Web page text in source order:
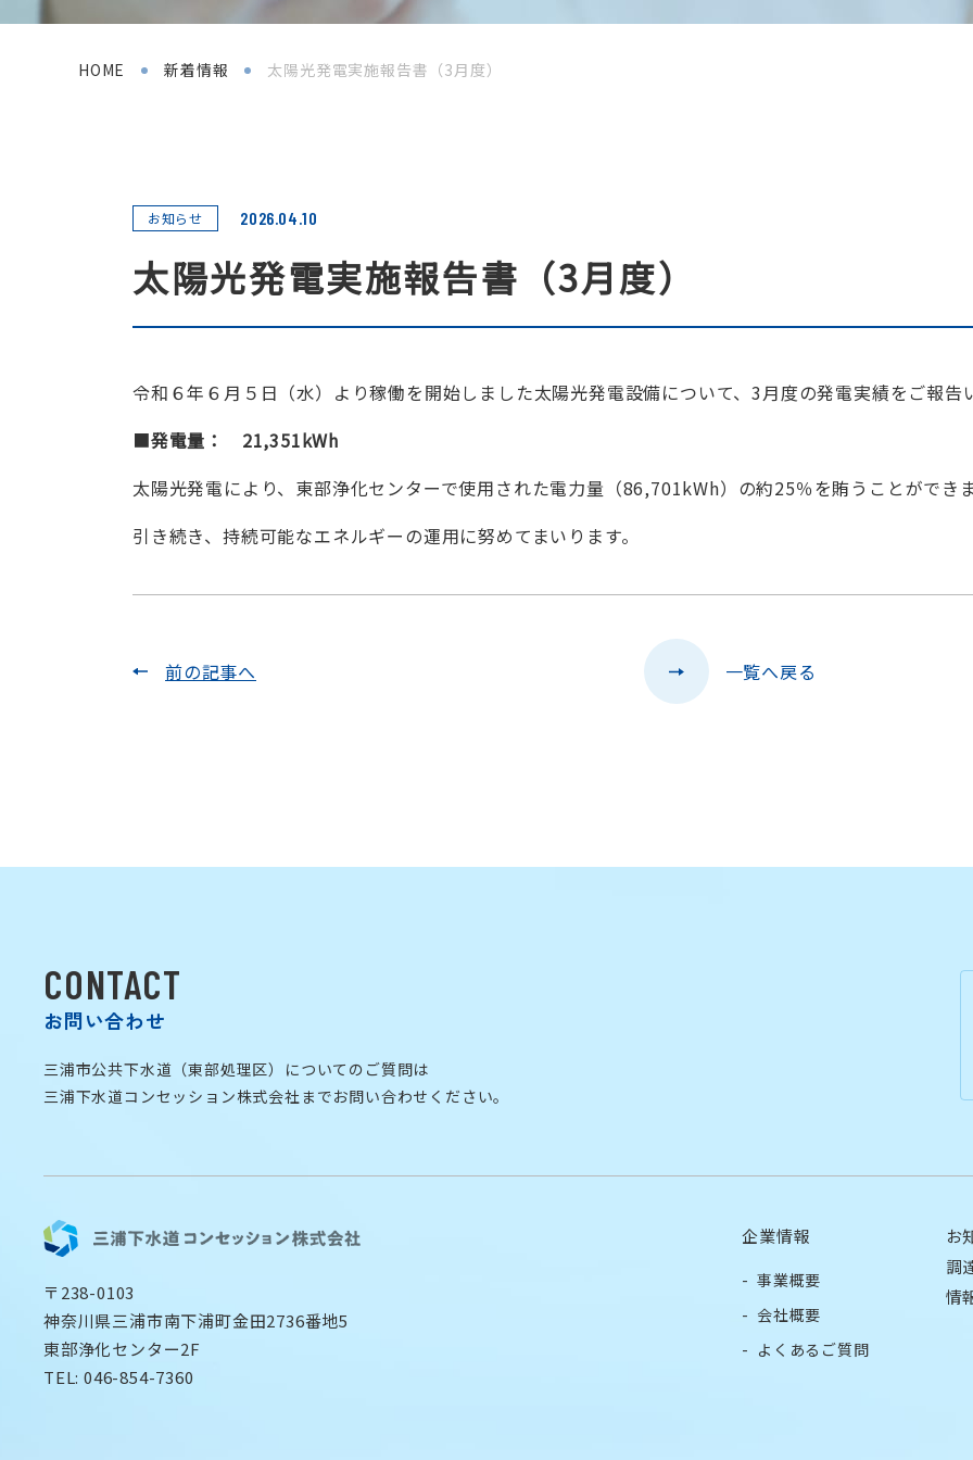
HOME 新着情報 太陽光発電実施報告書（3月度）
お知らせ 2026.04.10
太陽光発電実施報告書（3月度）
令和６年６月５日（水）より稼働を開始しました太陽光発電設備について、3月度の発電実績をご報告
■発電量： 21,351kWh
太陽光発電により、東部浄化センターで使用された電力量（86,701kWh）の約25％を賄うことができま
引き続き、持続可能なエネルギーの運用に努めてまいります。
前の記事へ 一覧へ戻る
CONTACT
お問い合わせ
三浦市公共下水道（東部処理区）についてのご質問は
三浦下水道コンセッション株式会社までお問い合わせください。
〒238-0103
神奈川県三浦市南下浦町金田2736番地5
東部浄化センター2F
TEL: 046-854-7360
企業情報
事業概要
会社概要
よくあるご質問
お
調
情